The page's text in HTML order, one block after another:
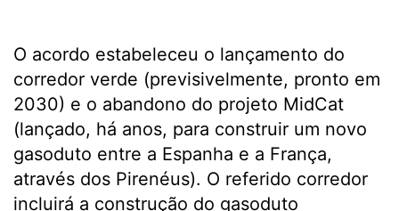
O acordo estabeleceu o lançamento do
corredor verde (previsivelmente, pronto em
2030) e o abandono do projeto MidCat
(lançado, há anos, para construir um novo
gasoduto entre a Espanha e a França,
através dos Pirenéus). O referido corredor
incluirá a construção do gasoduto